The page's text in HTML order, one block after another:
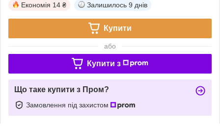
Економія 14 ₴ Залишилось 9 днів
Купити
або
Купити з
Що таке купити з Пром?
Замовлення під захистом